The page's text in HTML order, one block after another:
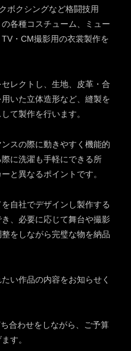
ボクシングなど格闘技用
各種コスチューム、ミュー
・CM撮影用の衣裳製作を
レクトし、生地、皮革・合
いた立体造形など、縫製を
て製作を行います。
スの際に動きやすく機能的
に洗濯も手軽にできる所
と異なるポイントです。
自社でデザインし製作する
、必要に応じて舞台や撮影
をしながら完璧な物を納品
い作品の内容をお知らせく
合わせをしながら、ご予算
す。